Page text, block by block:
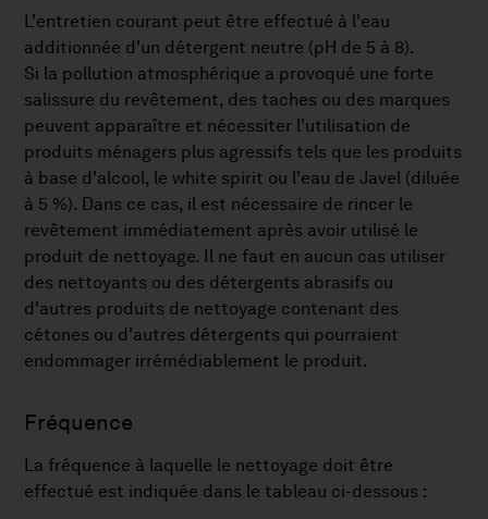
L'entretien courant peut être effectué à l'eau
additionnée d'un détergent neutre (pH de 5 à 8).
Si la pollution atmosphérique a provoqué une forte
salissure du revêtement, des taches ou des marques
peuvent apparaître et nécessiter l'utilisation de
produits ménagers plus agressifs tels que les produits
à base d'alcool, le white spirit ou l'eau de Javel (diluée
à 5 %). Dans ce cas, il est nécessaire de rincer le
revêtement immédiatement après avoir utilisé le
produit de nettoyage. Il ne faut en aucun cas utiliser
des nettoyants ou des détergents abrasifs ou
d'autres produits de nettoyage contenant des
cétones ou d'autres détergents qui pourraient
endommager irrémédiablement le produit.
Fréquence
La fréquence à laquelle le nettoyage doit être
effectué est indiquée dans le tableau ci-dessous :